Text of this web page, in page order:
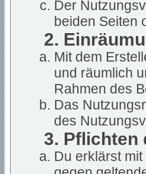
Der
beiden Seiten
2.
Mit dem
und räumlich
Rahmen des
Das
des
3. Pflichten
Du erklärst